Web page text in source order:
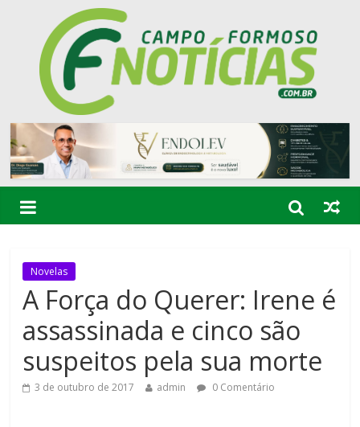
Novelas
A Força do Querer: Irene é
assassinada e cinco são
suspeitos pela sua morte
3 de outubro de 2017 admin 0 Comentário